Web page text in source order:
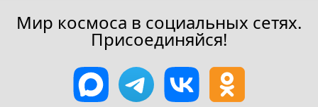
Мир космоса в социальных сетях.
Присоединяйся!